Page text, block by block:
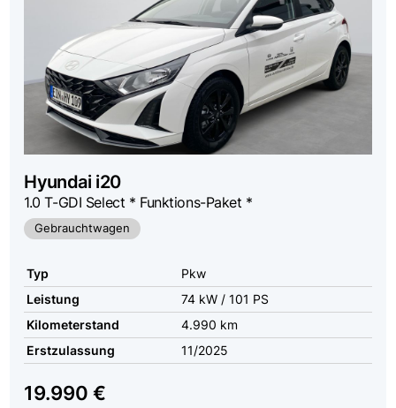
Hyundai i20
1.0 T-GDI Select * Funktions-Paket *
Gebrauchtwagen
Typ
Pkw
Leistung
74 kW / 101 PS
Kilometerstand
4.990 km
Erstzulassung
11/2025
19.990 €